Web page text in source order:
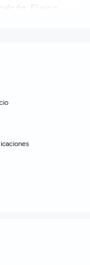
El piso
horno y
que
la ciudad.